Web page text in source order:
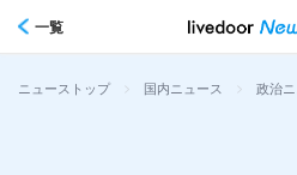
一覧
ニューストップ > 国内ニュース > 政治